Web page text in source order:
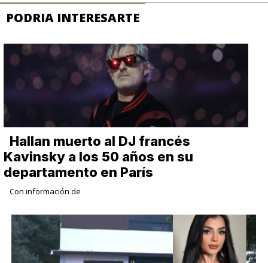
PODRIA INTERESARTE
Hallan muerto al DJ francés
Kavinsky a los 50 años en su
departamento en París
Con información de